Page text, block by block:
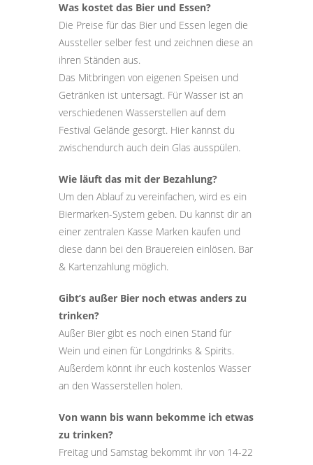
Was kostet das Bier und Essen?
Die Preise für das Bier und Essen legen die
Aussteller selber fest und zeichnen diese an
ihren Ständen aus.
Das Mitbringen von eigenen Speisen und
Getränken ist untersagt. Für Wasser ist an
verschiedenen Wasserstellen auf dem
Festival Gelände gesorgt. Hier kannst du
zwischendurch auch dein Glas ausspülen.
Wie läuft das mit der Bezahlung?
Um den Ablauf zu vereinfachen, wird es ein
Biermarken-System geben. Du kannst dir an
einer zentralen Kasse Marken kaufen und
diese dann bei den Brauereien einlösen. Bar
& Kartenzahlung möglich.
Gibt’s außer Bier noch etwas anders zu
trinken?
Außer Bier gibt es noch einen Stand für
Wein und einen für Longdrinks & Spirits.
Außerdem könnt ihr euch kostenlos Wasser
an den Wasserstellen holen.
Von wann bis wann bekomme ich etwas
zu trinken?
Freitag und Samstag bekommt ihr von 14-22